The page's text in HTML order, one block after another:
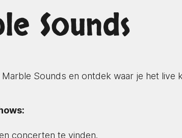
Sounds
Sounds en ontdek waar je het live
concerten te vinden.